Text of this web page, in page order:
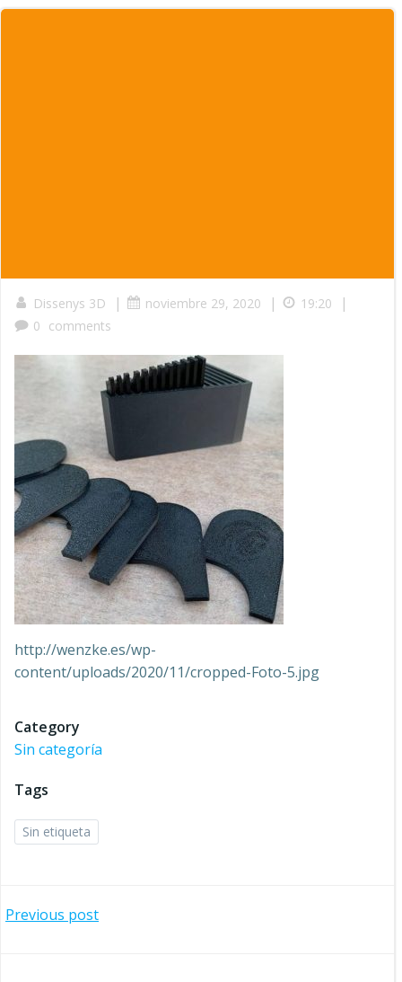
Dissenys 3D | noviembre 29, 2020 | 19:20 |
0 comments
http://wenzke.es/wp-
content/uploads/2020/11/cropped-Foto-5.jpg
Category
Sin categoría
Tags
Sin etiqueta
Navegación
Previous post